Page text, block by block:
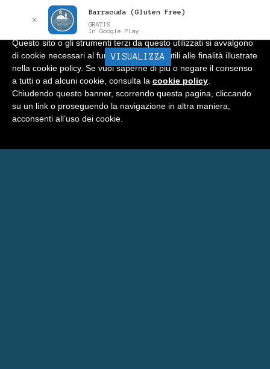
BARRACUDA Menu
Home
Negozio
✕
Barracuda (Gluten Free)
GRATIS
In Google Play
VISUALIZZA
Informativa
Questo sito o gli strumenti terzi da questo utilizzati si avvalgono
di cookie necessari al funzionamento ed utili alle finalità illustrate
nella cookie policy. Se vuoi saperne di più o negare il consenso
a tutti o ad alcuni cookie, consulta la cookie policy
Chiudendo questo banner, scorrendo questa pagina, cliccando
su un link o proseguendo la navigazione in altra maniera,
acconsenti all’uso dei cookie.